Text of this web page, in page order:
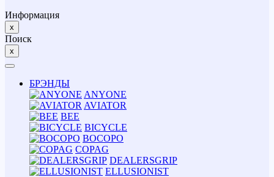
Информация
x
Поиск
x
БРЭНДЫ
ANYONE
AVIATOR
BEE
BICYCLE
BOCOPO
COPAG
DEALERSGRIP
ELLUSIONIST